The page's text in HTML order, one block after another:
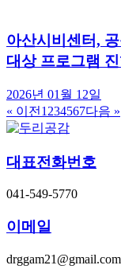
아산시비센터,
대상 프로그램
2026년 01월 12일
« 이전 1 234567다음 »
대표전화번호
041-549-5770
이메일
drggam21@gmail.com